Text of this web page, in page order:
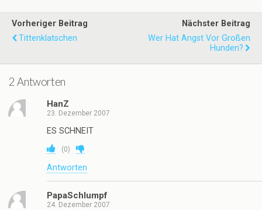
Vorheriger Beitrag
Tittenklatschen
Nächster Beitrag
Wer Hat Angst Vor Großen
Hunden?
2 Antworten
HanZ
23. Dezember 2007
ES SCHNEIT
(0)
Antworten
PapaSchlumpf
24. Dezember 2007